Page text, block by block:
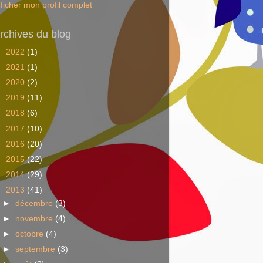
mon profil complet
du blog
2022 (1)
2021 (1)
2020 (2)
2019 (11)
2018 (6)
2017 (10)
2016 (20)
2015(22)
2014(29)
2013 (41)
►décembre (3)
► novembre (4)
►octobre (4)
►septembre (3)